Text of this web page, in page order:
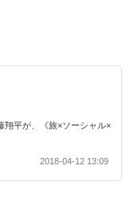
翔平が、《旅×ソーシャル×
2018-04-12 13:09